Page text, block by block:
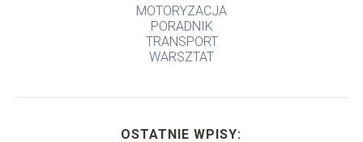
MOTORYZACJA
PORADNIK
TRANSPORT
WARSZTAT
OSTATNIE WPISY: